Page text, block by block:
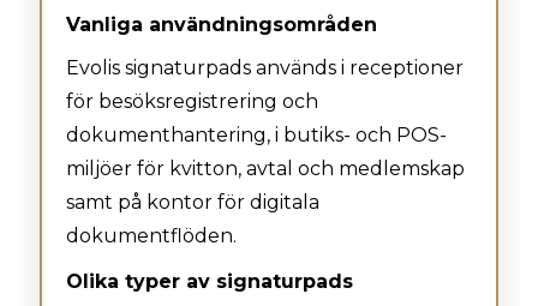
Vanliga användningsområden
Evolis signaturpads används i receptioner
för besöksregistrering och
dokumenthantering, i butiks- och POS-
miljöer för kvitton, avtal och medlemskap
samt på kontor för digitala
dokumentflöden.
Olika typer av signaturpads